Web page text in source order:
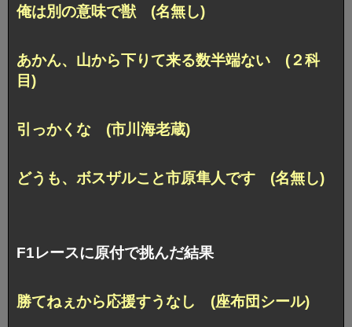
俺は別の意味で獣 (名無し)
あかん、山から下りて来る数半端ない (２科
目)
引っかくな (市川海老蔵)
どうも、ボスザルこと市原隼人です (名無し)
F1レースに原付で挑んだ結果
勝てねぇから応援すうなし (座布団シール)